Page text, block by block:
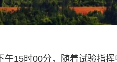
下午15时00分，随着试验指